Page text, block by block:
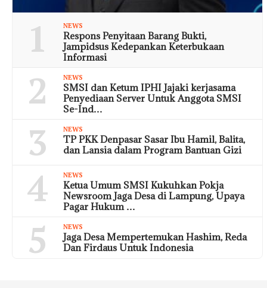
1 NEWS
Respons Penyitaan Barang Bukti,
Jampidsus Kedepankan Keterbukaan
Informasi
2 NEWS
SMSI dan Ketum IPHI Jajaki kerjasama
Penyediaan Server Untuk Anggota SMSI
Se-Ind…
3 NEWS
TP PKK Denpasar Sasar Ibu Hamil, Balita,
dan Lansia dalam Program Bantuan Gizi
4 NEWS
Ketua Umum SMSI Kukuhkan Pokja
Newsroom Jaga Desa di Lampung, Upaya
Pagar Hukum …
5 NEWS
Jaga Desa Mempertemukan Hashim, Reda
Dan Firdaus Untuk Indonesia